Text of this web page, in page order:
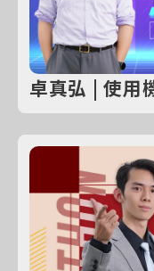
卓真弘 | 使用